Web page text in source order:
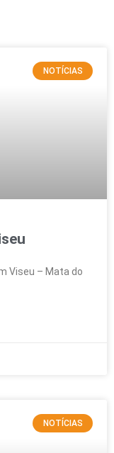
NOTÍCIAS
Viseu – Mata do
NOTÍCIAS